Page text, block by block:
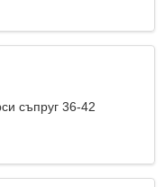
съпруг 36-42